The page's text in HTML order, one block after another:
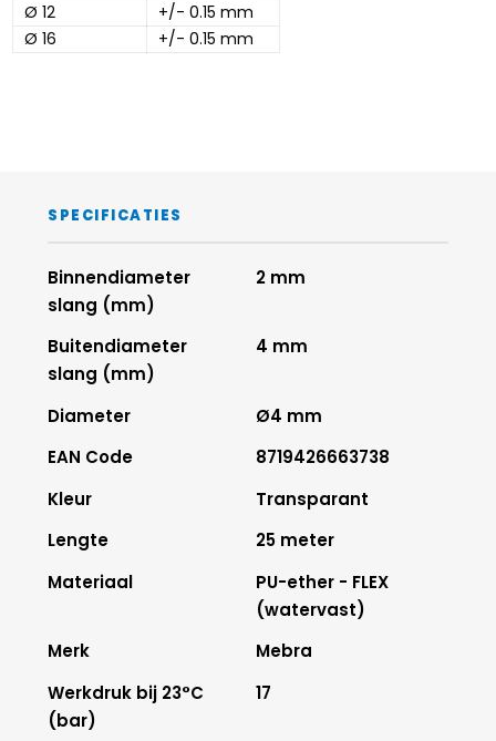
Ø 12
+/- 0.15 mm
Ø 16
+/- 0.15 mm
SPECIFICATIES
Binnendiameter
slang (mm)
2 mm
Buitendiameter
slang (mm)
4 mm
Diameter
Ø4 mm
EAN Code
8719426663738
Kleur
Transparant
Lengte
25 meter
Materiaal
PU-ether - FLEX
(watervast)
Merk
Mebra
Werkdruk bij 23°C
(bar)
17